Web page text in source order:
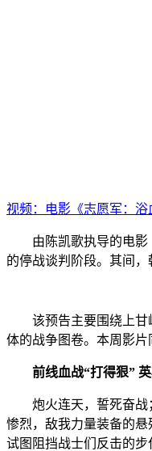
视频：电影《志愿军：浴
由陈凯歌执导的电影《
的停战谈判阶段。其间
该预告主要围绕上甘岭
体的战争图卷。本周影片
前线血战“打得狠”
炮火连天，誓死奋战；
惨烈，敌我力量装备的
试图阻挡战士们反击的